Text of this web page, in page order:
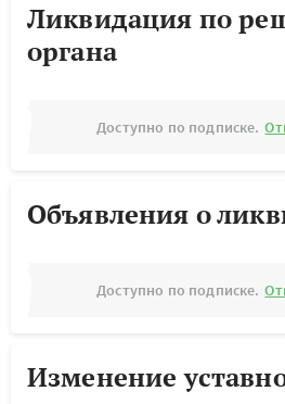
Ликвидация по
органа
Доступно по подписке.
Объявления о
Доступно по подписке.
Изменение